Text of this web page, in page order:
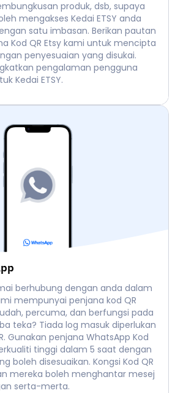
produk, dsb, supaya
mengakses Kedai ETSY anda
satu imbasan. Berikan pautan
Kod QR Etsy kami untuk mencipta
penyesuaian yang disukai.
pengalaman pengguna
Kedai ETSY.
berhubung dengan anda dalam
mempunyai penjana kod QR
percuma, dan berfungsi pada
teka? Tiada log masuk diperlukan
Gunakan penjana WhatsApp Kod
tinggi dalam 5 saat dengan
boleh disesuaikan. Kongsi Kod QR
mereka boleh menghantar mesej
serta-merta.